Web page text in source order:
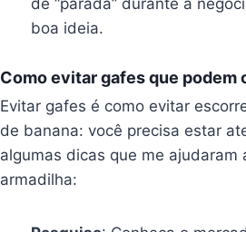
de “parada” durante a
boa ideia.
Como evitar gafes que podem
Evitar gafes é como evitar
de banana: você precisa estar
algumas dicas que me ajudaram
armadilha: